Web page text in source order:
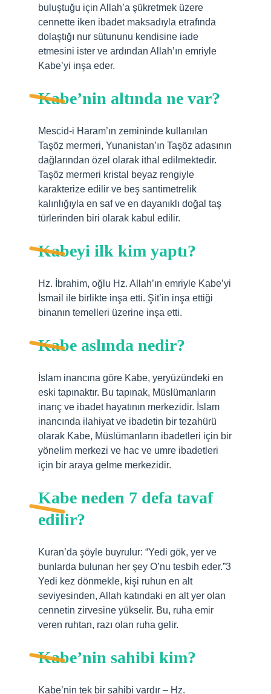
buluştuğu için Allah’a şükretmek üzere
cennette iken ibadet maksadıyla etrafında
dolaştığı nur sütununu kendisine iade
etmesini ister ve ardından Allah’ın emriyle
Kabe’yi inşa eder.
Kabe’nin altında ne var?
Mescid-i Haram’ın zemininde kullanılan
Taşöz mermeri, Yunanistan’ın Taşöz adasının
dağlarından özel olarak ithal edilmektedir.
Taşöz mermeri kristal beyaz rengiyle
karakterize edilir ve beş santimetrelik
kalınlığıyla en saf ve en dayanıklı doğal taş
türlerinden biri olarak kabul edilir.
Kabeyi ilk kim yaptı?
Hz. İbrahim, oğlu Hz. Allah’ın emriyle Kabe’yi
İsmail ile birlikte inşa etti. Şit’in inşa ettiği
binanın temelleri üzerine inşa etti.
Kabe aslında nedir?
İslam inancına göre Kabe, yeryüzündeki en
eski tapınaktır. Bu tapınak, Müslümanların
inanç ve ibadet hayatının merkezidir. İslam
inancında ilahiyat ve ibadetin bir tezahürü
olarak Kabe, Müslümanların ibadetleri için bir
yönelim merkezi ve hac ve umre ibadetleri
için bir araya gelme merkezidir.
Kabe neden 7 defa tavaf
edilir?
Kuran’da şöyle buyrulur: “Yedi gök, yer ve
bunlarda bulunan her şey O’nu tesbih eder.”3
Yedi kez dönmekle, kişi ruhun en alt
seviyesinden, Allah katındaki en alt yer olan
cennetin zirvesine yükselir. Bu, ruha emir
veren ruhtan, razı olan ruha gelir.
Kabe’nin sahibi kim?
Kabe’nin tek bir sahibi vardır – Hz.